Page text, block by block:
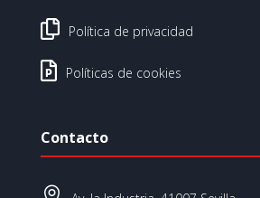
 Política de privacidad
 Políticas de cookies
Contacto